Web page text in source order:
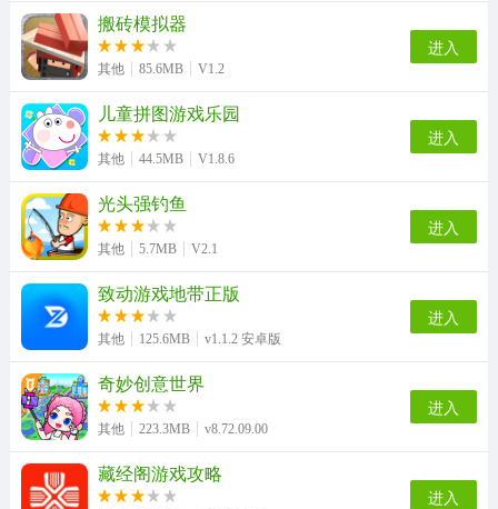
搬砖模拟器
其他 85.6MB V1.2
进入
儿童拼图游戏乐园
其他 44.5MB V1.8.6
进入
光头强钓鱼
其他 5.7MB V2.1
进入
致动游戏地带正版
其他 125.6MB v1.1.2 安卓版
进入
奇妙创意世界
其他 223.3MB v8.72.09.00
进入
藏经阁游戏攻略
进入